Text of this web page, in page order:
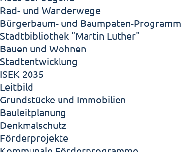
Rad- und Wanderwege
Bürgerbaum- und Baumpaten-Programm
Stadtbibliothek "Martin Luther"
Bauen und Wohnen
Stadtentwicklung
ISEK 2035
Leitbild
Grundstücke und Immobilien
Bauleitplanung
Denkmalschutz
Förderprojekte